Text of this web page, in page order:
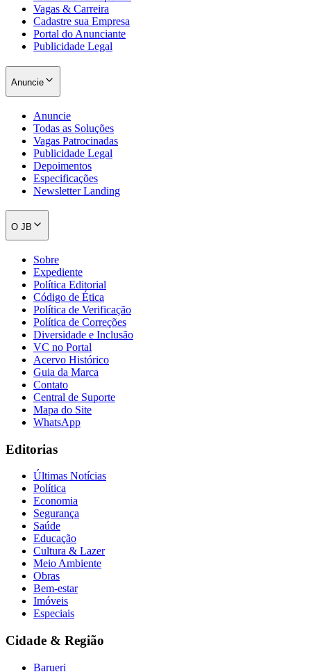
Santos
Flamengo
Vagas & Carreira
Cadastre sua Empresa
Portal do Anunciante
Publicidade Legal
Anuncie
Anuncie
Todas as Soluções
Vagas Patrocinadas
Publicidade Legal
Depoimentos
Especificações
Newsletter Landing
O JB
Sobre
Expediente
Política Editorial
Código de Ética
Política de Verificação
Política de Correções
Diversidade e Inclusão
VC no Portal
Acervo Histórico
Guia da Marca
Contato
Central de Suporte
Mapa do Site
WhatsApp
Editorias
Últimas Notícias
Política
Economia
Segurança
Saúde
Educação
Cultura & Lazer
Meio Ambiente
Obras
Bem-estar
Imóveis
Especiais
Cidade & Região
Barueri